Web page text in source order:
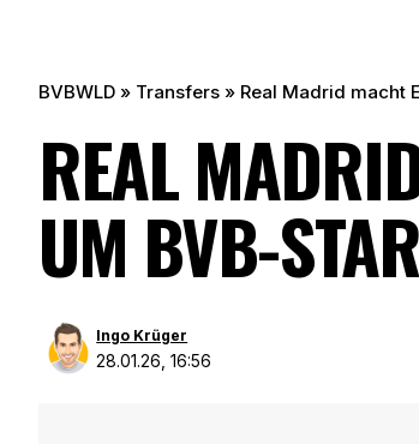
BVBWLD » Transfers » Real Madrid macht
REAL
UM BVB-
28.01.26, 16:56
Ingo Krüger